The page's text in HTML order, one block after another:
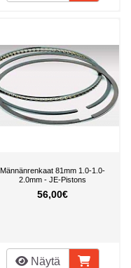
Männänrenkaat 81mm 1.0-1.0-
2.0mm - JE-Pistons
56,00€
Näytä